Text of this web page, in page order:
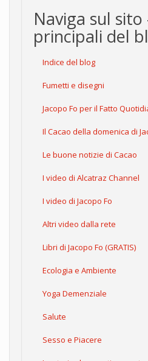
Naviga sul
principali del
Indice del blog
Fumetti e disegni
Jacopo Fo per il Fatto
Il Cacao della domenica di
Le buone notizie di Cacao
I video di Alcatraz Channel
I video di Jacopo Fo
Altri video dalla rete
Libri di Jacopo Fo (GRATIS)
Ecologia e Ambiente
Yoga Demenziale
Salute
Sesso e Piacere